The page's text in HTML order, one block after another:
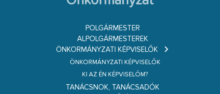
POLGÁRMESTER
ALPOLGÁRMESTEREK
ÖNKORMÁNYZATI KÉPVISELŐK
ÖNKORMÁNYZATI KÉPVISELŐK
KI AZ ÉN KÉPVISELŐM?
TANÁCSNOK, TANÁCSADÓK